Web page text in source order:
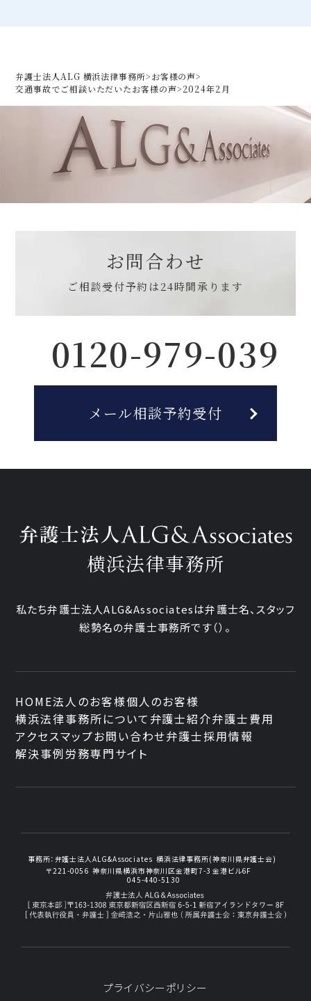
弁護士法人ALG 横浜法律事務所>お客様の声>
交通事故でご相談いただいたお客様の声>2024年2月
お問合わせ
ご相談受付予約は24時間承ります
0120-979-039
メール相談予約受付
横浜法律事務所
私たち弁護士法人ALG&Associatesは弁護士名、スタッフ
総勢名の弁護士事務所です（）。
HOME法人のお客様個人のお客様
横浜法律事務所について 弁護士紹介弁護士費用
アクセスマップお問い合わせ弁護士採用情報
解決事例労務専門サイト
事務所： 弁護士法人ALG&Associates 横浜法律事務所(神奈川県弁護士会)
〒221-0056 神奈川県横浜市神奈川区金港町7-3金港ビル6F
045-440-5130
プライバシーポリシー